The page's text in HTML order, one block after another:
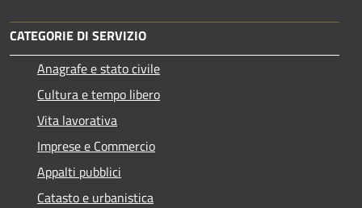
CATEGORIE DI SERVIZIO
Anagrafe e stato civile
Cultura e tempo libero
Vita lavorativa
Imprese e Commercio
Appalti pubblici
Catasto e urbanistica